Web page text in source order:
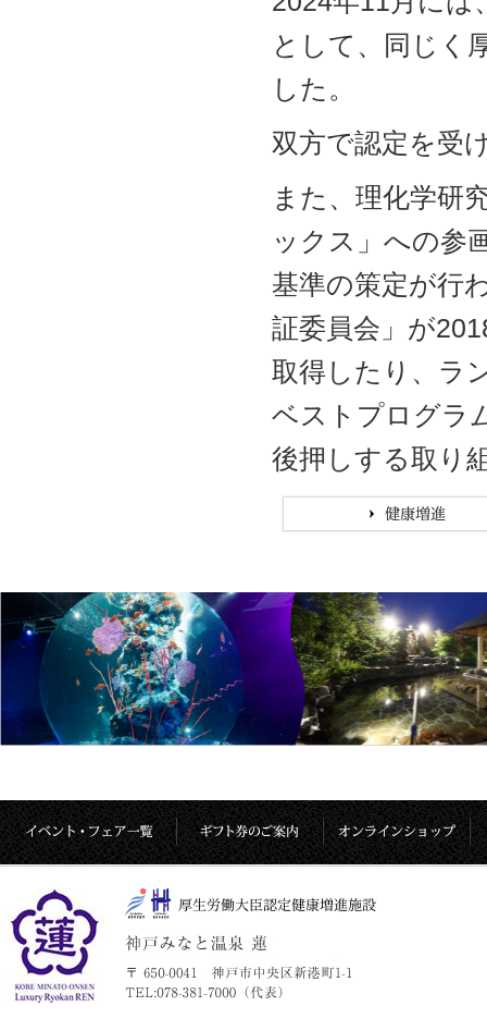
として、同じく
した。
双方で認定を受
また、理化学研
ックス」への参
基準の策定が行
証委員会」が
取得したり、ラ
ベストプログラ
後押しする取り